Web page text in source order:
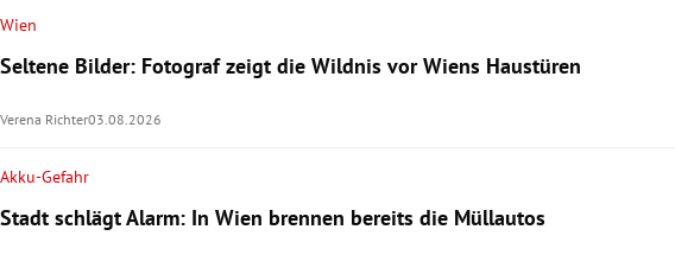
Wien
Seltene Bilder: Fotograf zeigt die Wildnis vor Wiens Haustüren
Verena Richter03.08.2026
Akku-Gefahr
Stadt schlägt Alarm: In Wien brennen bereits die Müllautos